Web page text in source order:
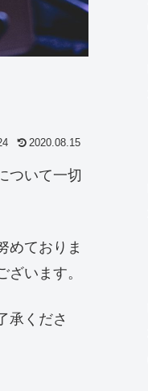
2020.08.15
ついて一切
めておりま
います。
承くださ